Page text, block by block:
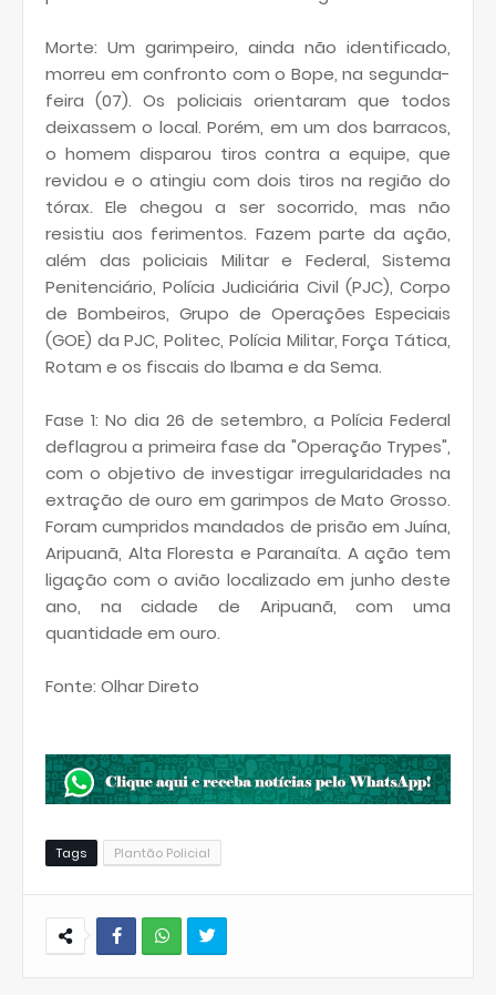
Morte: Um garimpeiro, ainda não identificado,
morreu em confronto com o Bope, na segunda-
feira (07). Os policiais orientaram que todos
deixassem o local. Porém, em um dos barracos,
o homem disparou tiros contra a equipe, que
revidou e o atingiu com dois tiros na região do
tórax. Ele chegou a ser socorrido, mas não
resistiu aos ferimentos. Fazem parte da ação,
além das policiais Militar e Federal, Sistema
Penitenciário, Polícia Judiciária Civil (PJC), Corpo
de Bombeiros, Grupo de Operações Especiais
(GOE) da PJC, Politec, Polícia Militar, Força Tática,
Rotam e os fiscais do Ibama e da Sema.
Fase 1: No dia 26 de setembro, a Polícia Federal
deflagrou a primeira fase da "Operação Trypes",
com o objetivo de investigar irregularidades na
extração de ouro em garimpos de Mato Grosso.
Foram cumpridos mandados de prisão em Juína,
Aripuanã, Alta Floresta e Paranaíta. A ação tem
ligação com o avião localizado em junho deste
ano, na cidade de Aripuanã, com uma
quantidade em ouro.
Fonte: Olhar Direto
Tags Plantão Policial